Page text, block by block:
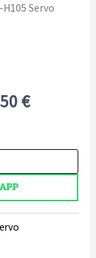
Servo
€